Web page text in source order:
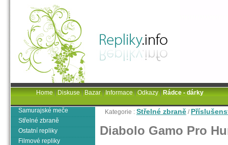
Kategorie : Střelné zbraně /
Diabolo Gamo Pro
Samurajské meče
Střelné zbraně
Ostatní repliky
Filmové repliky
Home|Diskuse|Bazar|Informace|Odkazy|Rádce - dárky